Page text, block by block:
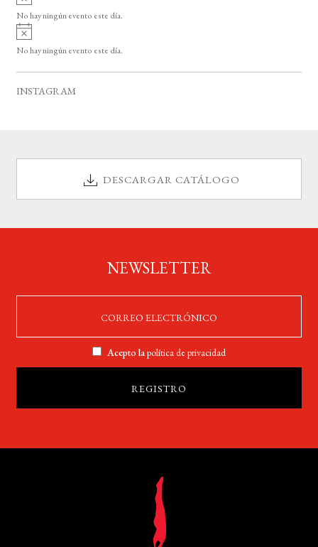
o
v
i
o
No hay ningún evento este día.
A
v
i
No hay ningún evento este día.
INSTAGRAM
DESCARGAR CATÁLOGO
NEWSLETTER
Acepto lapolítica de privacidad